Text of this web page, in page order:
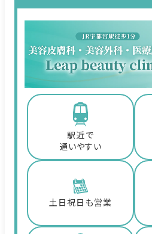
駅近で
通いやすい
土日祝日も営業